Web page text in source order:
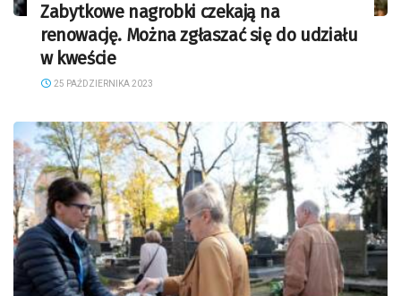
Zabytkowe nagrobki czekają na
renowację. Można zgłaszać się do udziału
w kweście
25 PAŹDZIERNIKA 2023